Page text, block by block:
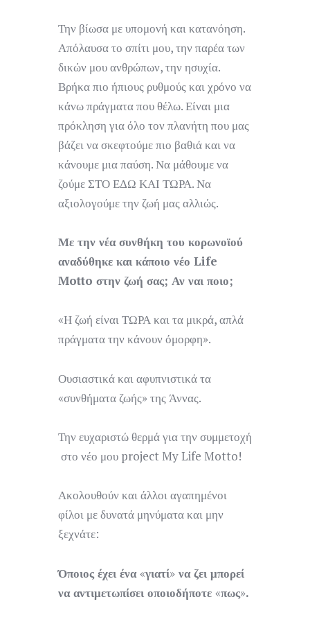
Την βίωσα με υπομονή και κατανόηση.
Απόλαυσα το σπίτι μου, την παρέα των
δικών μου ανθρώπων, την ησυχία.
Βρήκα πιο ήπιους ρυθμούς και χρόνο να
κάνω πράγματα που θέλω. Είναι μια
πρόκληση για όλο τον πλανήτη που μας
βάζει να σκεφτούμε πιο βαθιά και να
κάνουμε μια παύση. Να μάθουμε να
ζούμε ΣΤΟ ΕΔΩ ΚΑΙ ΤΩΡΑ. Να
αξιολογούμε την ζωή μας αλλιώς.
Με την νέα συνθήκη του κορωνοϊού
αναδύθηκε και κάποιο νέο Life
Motto στην ζωή σας; Αν ναι ποιο;
«Η ζωή είναι ΤΩΡΑ και τα μικρά, απλά
πράγματα την κάνουν όμορφη».
Ουσιαστικά και αφυπνιστικά τα
«συνθήματα ζωής» της Άννας.
Την ευχαριστώ θερμά για την συμμετοχή
στο νέο μου project My Life Motto!
Ακολουθούν και άλλοι αγαπημένοι
φίλοι με δυνατά μηνύματα και μην
ξεχνάτε:
Όποιος έχει ένα«γιατί» να ζει μπορεί
να αντιμετωπίσει οποιοδήποτε «πως».